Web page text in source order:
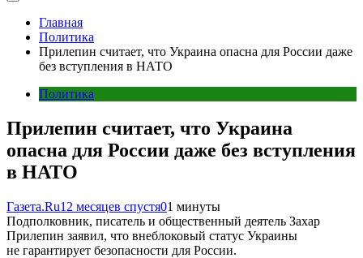
Главная
Политика
Прилепин считает, что Украина опасна для России даже
без вступления в НАТО
Политика
Прилепин считает, что Украина
опасна для России даже без вступления
в НАТО
Газета.Ru12 месяцев спустя01 минуты
Подполковник, писатель и общественный деятель Захар
Прилепин заявил, что внеблоковый статус Украины
не гарантирует безопасности для России.